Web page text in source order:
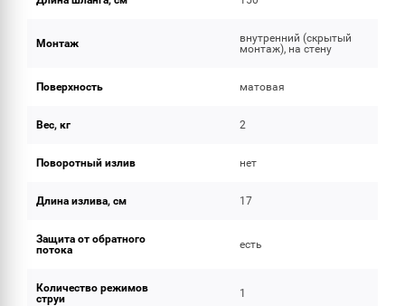
Монтаж
внутренний (скрытый
монтаж), на стену
Поверхность матовая
Вес, кг 2
Поворотный излив нет
Длина излива, см 17
Защита от обратного
потока
есть
Количество режимов
струи
1